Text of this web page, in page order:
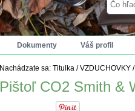
Dokumenty Váš profil
Nachádzate sa: Titulka /VZDUCHOVKY /
Pištoľ CO2 Smith &